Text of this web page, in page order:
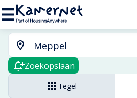
Zoekopslaan
Tegel